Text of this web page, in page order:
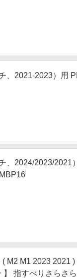
、2021-2023）用
、2024/2023/2021
M2 M1 2023 2021
】 指すべりさらさ